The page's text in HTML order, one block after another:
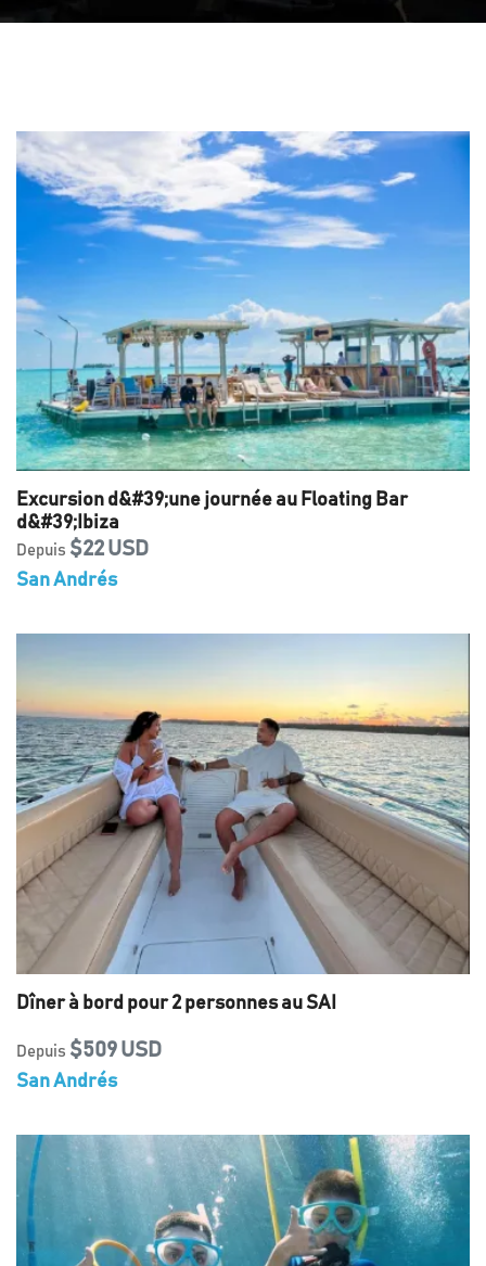
Excursion d&#39;une journée au Floating Bar
d&#39;Ibiza
Depuis $22 USD
San Andrés
Dîner à bord pour 2 personnes au SAI
Depuis $509 USD
San Andrés